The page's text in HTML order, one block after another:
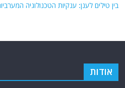
בין טילים לענן: ענקיות הטכנולוגיה
אודות